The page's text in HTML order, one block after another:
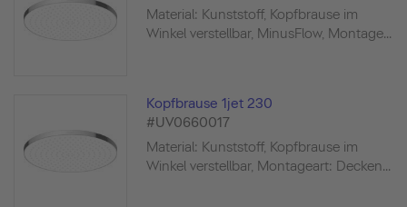
Material: Kunststoff, Kopfbrause im
Winkel verstellbar, MinusFlow, Montage...
Kopfbrause 1jet 230
#UV0660017
Material: Kunststoff, Kopfbrause im
Winkel verstellbar, Montageart: Decken...